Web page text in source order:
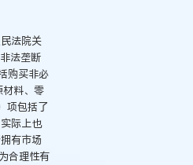
法院关
法垄断
购买非必
材料、零
项包括了
际上也
有市场
合理性有